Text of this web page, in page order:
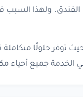
ولهذا السبب
توفر حلولًا
الخدمة جميع أحياء